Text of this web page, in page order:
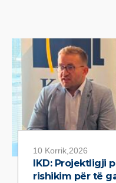
10 Korrik,2026
IKD: Projektligji
rishikim për të